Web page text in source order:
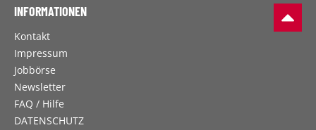
INFORMATIONEN
Kontakt
Impressum
Jobbörse
Newsletter
FAQ / Hilfe
DATENSCHUTZ